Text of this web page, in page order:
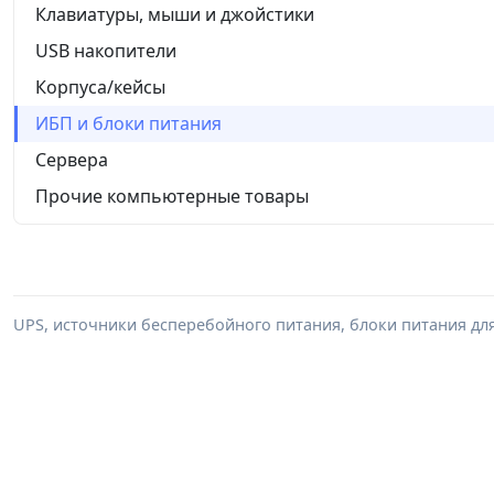
Клавиатуры, мыши и джойстики
USB накопители
Корпуса/кейсы
ИБП и блоки питания
Сервера
Прочие компьютерные товары
UPS, источники бесперебойного питания, блоки питания